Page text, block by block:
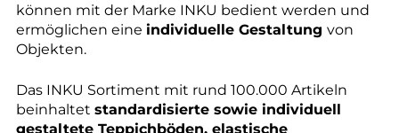
können mit der Marke INKU bedient werden und
ermöglichen eine individuelle Gestaltung von
Objekten.
Das INKU Sortiment mit rund 100.000 Artikeln
beinhaltet standardisierte sowie individuell
gestaltete Teppichböden, elastische